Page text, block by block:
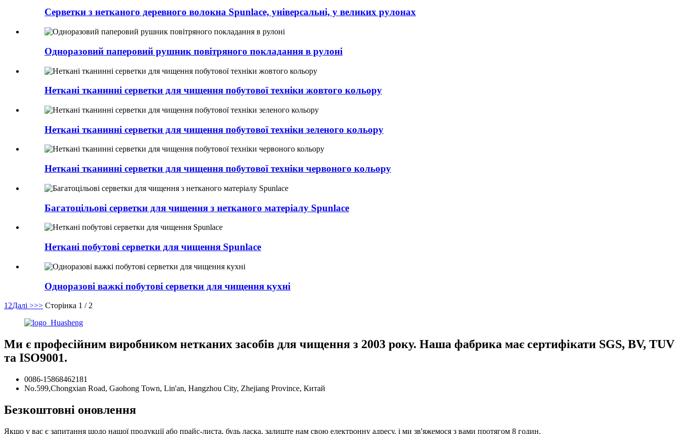
Серветки з нетканого деревного волокна Spunlace, універсальні, у великих рулонах
Одноразовий паперовий рушник повітряного покладання в рулоні
Неткані тканинні серветки для чищення побутової техніки жовтого кольору
Неткані тканинні серветки для чищення побутової техніки зеленого кольору
Неткані тканинні серветки для чищення побутової техніки червоного кольору
Багатоцільові серветки для чищення з нетканого матеріалу Spunlace
Неткані побутові серветки для чищення Spunlace
Одноразові важкі побутові серветки для чищення кухні
1 2Далі >>> Сторінка 1 / 2
Ми є професійним виробником нетканих засобів для чищення з 2003 року. Наша фабрика має сертифікати SGS, BV, TUV
та ISO9001.
0086-15868462181
No.599,Chongxian Road, Gaohong Town, Lin'an, Hangzhou City, Zhejiang Province, Китай
Безкоштовні оновлення
Якщо у вас є запитання щодо нашої продукції або прайс-листа, будь ласка, залиште нам свою електронну адресу, і ми зв'яжемося з вами протягом 8 годин.